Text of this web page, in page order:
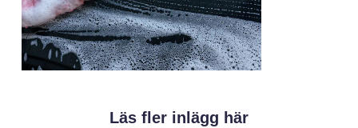
Läs fler inlägg här